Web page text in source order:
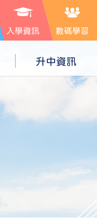
入學資訊 數碼學習
升中資訊